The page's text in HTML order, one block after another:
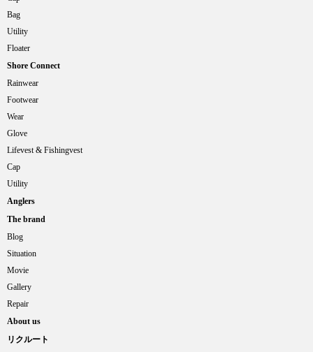
Bag
Utility
Floater
Shore Connect
Rainwear
Footwear
Wear
Glove
Lifevest & Fishingvest
Cap
Utility
Anglers
The brand
Blog
Situation
Movie
Gallery
Repair
About us
リクルート